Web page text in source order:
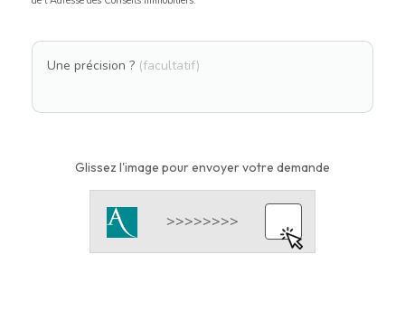
Une précision ? (facultatif)
Glissez l'image pour envoyer votre demande